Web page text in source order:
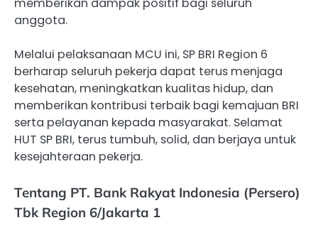
anggota.
Melalui pelaksanaan MCU ini, SP BRI Region 6
berharap seluruh pekerja dapat terus menjaga
kesehatan, meningkatkan kualitas hidup, dan
memberikan kontribusi terbaik bagi kemajuan BRI
serta pelayanan kepada masyarakat. Selamat
HUT SP BRI, terus tumbuh, solid, dan berjaya untuk
kesejahteraan pekerja.
Tentang PT. Bank Rakyat Indonesia (Persero)
Tbk Region 6/Jakarta 1